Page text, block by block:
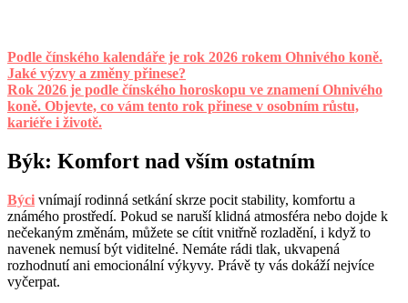
Podle čínského kalendáře je rok 2026 rokem Ohnivého koně.
Jaké výzvy a změny přinese?
Rok 2026 je podle čínského horoskopu ve znamení Ohnivého
koně. Objevte, co vám tento rok přinese v osobním růstu,
kariéře i životě.
Býk: Komfort nad vším ostatním
Býci vnímají rodinná setkání skrze pocit stability, komfortu a
známého prostředí. Pokud se naruší klidná atmosféra nebo dojde k
nečekaným změnám, můžete se cítit vnitřně rozladění, i když to
navenek nemusí být viditelné. Nemáte rádi tlak, ukvapená
rozhodnutí ani emocionální výkyvy. Právě ty vás dokáží nejvíce
vyčerpat.